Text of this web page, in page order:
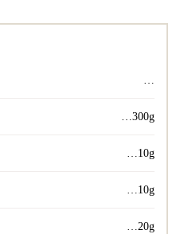
…300g
…10g
…10g
…20g